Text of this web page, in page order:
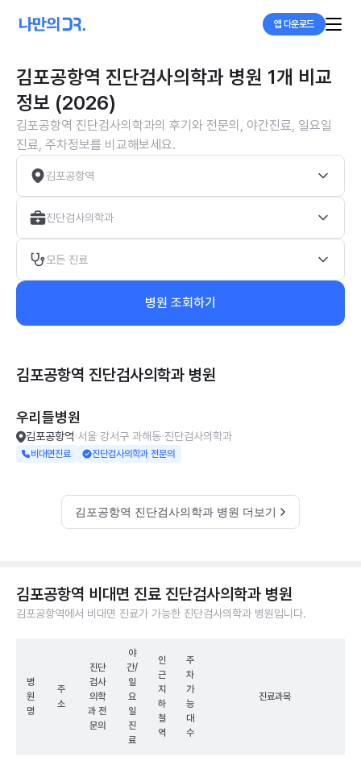
앱 다운로드
김포공항역 진단검사의학과 병원 1개 비교
정보 (2026)
김포공항역 진단검사의학과의 후기와 전문의, 야간진료, 일요일
진료, 주차정보를 비교해보세요.
김포공항역
진단검사의학과
모든 진료
병원 조회하기
김포공항역 진단검사의학과 병원
우리들병원
김포공항역 서울 강서구 과해동 진단검사의학과
비대면진료 진단검사의학과 전문의
김포공항역 진단검사의학과 병원 더보기
김포공항역 비대면 진료 진단검사의학과 병원
김포공항역에서 비대면 진료가 가능한 진단검사의학과 병원입니다.
병
원
명
주
소
진단
검사
의학
과 전
문의
야
간/
일
요
일
진
료
인
근
지
하
철
역
주
차
가
능
대
수
진료과목